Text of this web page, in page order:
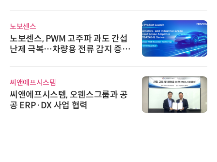
노보센스
노보센스, PWM 고주파 과도 간섭
난제 극복…차량용 전류 감지 증폭
씨앤에프시스템
씨앤에프시스템, 오웬스그룹과 공
공 ERP·DX 사업 협력